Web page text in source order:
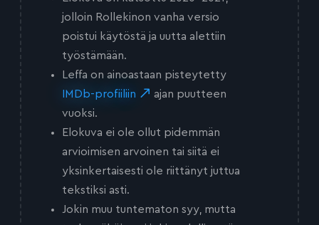
jolloin Rollekinon vanha versio
poistui käytöstä ja uutta alettiin
työstämään.
Leffa on ainoastaan pisteytetty
IMDb-profiiliin
ajan puutteen
vuoksi.
Elokuva ei ole ollut pidemmän
arvioimisen arvoinen tai siitä ei
yksinkertaisesti ole riittänyt juttua
tekstiksi asti.
Jokin muu tuntematon syy, mutta